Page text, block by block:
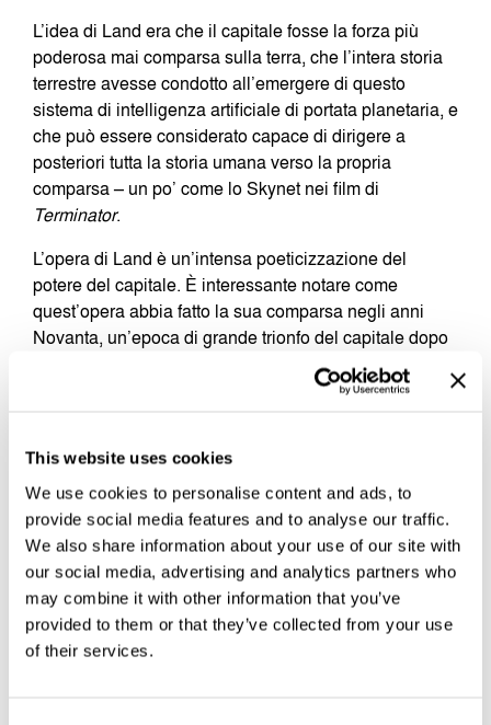
This website uses cookies
We use cookies to personalise content and ads, to
provide social media features and to analyse our traffic.
We also share information about your use of our site with
our social media, advertising and analytics partners who
may combine it with other information that you’ve
provided to them or that they’ve collected from your use
of their services.
L’idea di Land era che il capitale fosse la forza più
poderosa mai comparsa sulla terra, che l’intera storia
terrestre avesse condotto all’emergere di questo
sistema di intelligenza artificiale di portata planetaria, e
che può essere considerato capace di dirigere a
posteriori tutta la storia umana verso la propria
comparsa – un po’ come lo Skynet nei film di
Terminator.
L’opera di Land è un’intensa poeticizzazione del
potere del capitale. È interessante notare come
quest’opera abbia fatto la sua comparsa negli anni
Novanta, un’epoca di grande trionfo del capitale dopo
il crollo del sistema sovietico alla fine degli anni
Ottanta. L’opera di Land era in realtà un’elaborazione,
di Deleuze e Guattari e di Lyotard, che per l’appunto
cercavano di immaginare un tipo di postcapitalismo
che non aspirava a ritrarsi dalla modernità capitalista,
ma tentava di andare completamente al di là di essa.
È stato negli ultimi anni che la visione di sinistra
dell’accelerazionismo… All’inizio anche il termine
accelerazionismo